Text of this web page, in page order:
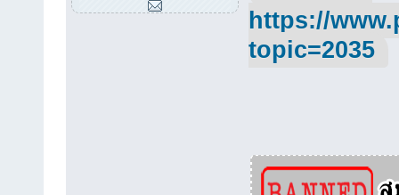
https://
topic=2035